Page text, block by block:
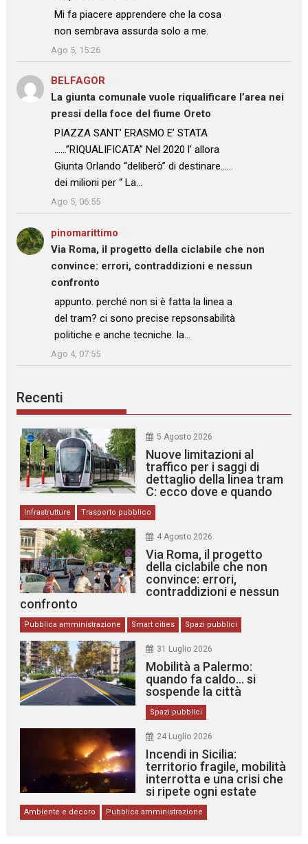
: “
Mi fa piacere apprendere che la cosa
non sembrava assurda solo a me.
”
Ago 5, 15:26
BELFAGOR
La giunta comunale vuole riqualificare l’area nei
pressi della foce del fiume Oreto
: “PIAZZA SANT’ ERASMO E’ STATA
……”RIQUALIFICATA” Nel 2020 l’ allora
Giunta Orlando “deliberò” di destinare……
dei milioni per “ La…
”
Ago 5, 06:55
pinomarittimo
Via Roma, il progetto della ciclabile che non
convince: errori, contraddizioni e nessun
confronto
: “
appunto. perché non si è fatta la linea a
del tram? ci sono precise repsonsabilità
politiche e anche tecniche. la…
”
Ago 4, 07:55
Recenti
5 Agosto 2026
Nuove limitazioni al
traffico per i saggi di
dettaglio della linea tram
C: ecco dove e quando
Infrastrutture Trasporto pubblico
4 Agosto 2026
Via Roma, il progetto
della ciclabile che non
convince: errori,
contraddizioni e nessun
confronto
Pubblica amministrazione Smart cities Spazi pubblici
31 Luglio 2026
Mobilità a Palermo:
quando fa caldo… si
sospende la città
Spazi pubblici
24 Luglio 2026
Incendi in Sicilia:
territorio fragile, mobilità
interrotta e una crisi che
si ripete ogni estate
Ambiente e decoro Pubblica amministrazione